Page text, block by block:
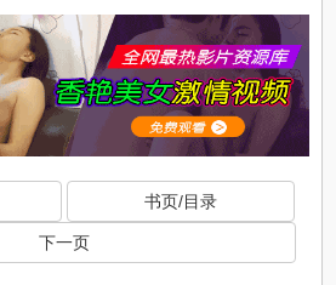
书页/目录
下一页